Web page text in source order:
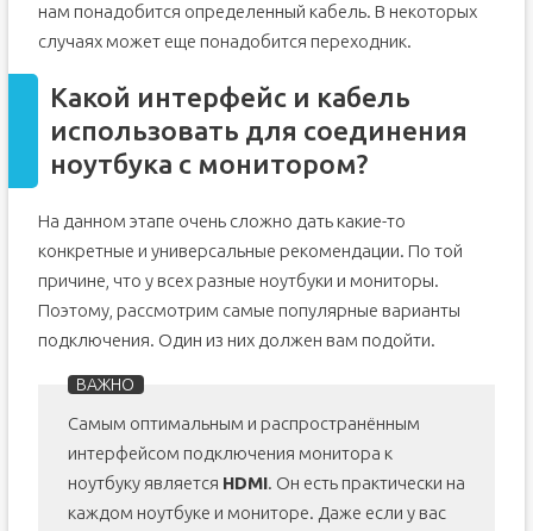
нам понадобится определенный кабель. В некоторых
случаях может еще понадобится переходник.
Какой интерфейс и кабель
использовать для соединения
ноутбука с монитором?
На данном этапе очень сложно дать какие-то
конкретные и универсальные рекомендации. По той
причине, что у всех разные ноутбуки и мониторы.
Поэтому, рассмотрим самые популярные варианты
подключения. Один из них должен вам подойти.
Самым оптимальным и распространённым
интерфейсом подключения монитора к
ноутбуку является HDMI. Он есть практически на
каждом ноутбуке и мониторе. Даже если у вас